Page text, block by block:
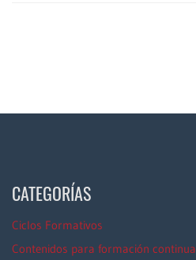
CATEGORÍAS
Ciclos Formativos
Contenidos para formación continua